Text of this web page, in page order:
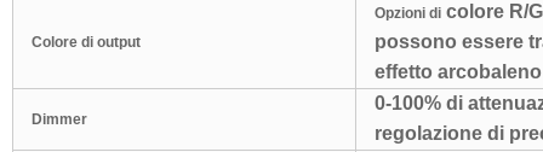
Colore di output
Opzioni dicolore R/
possono essere
effetto
Dimmer
0-100% di
regolazione di